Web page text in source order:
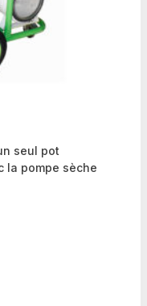
seul pot
la pompe sèche